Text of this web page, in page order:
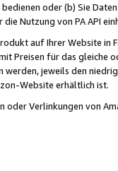
oder (b) Sie
Nutzung von PA API
auf Ihrer Website
Preisen für das
jeweils den
Website erhältlich ist.
Verlinkungen von